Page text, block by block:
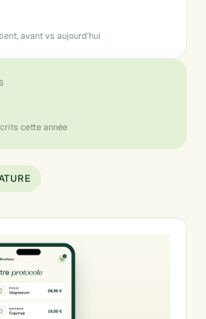
avant vs aujourd'hui
cette année